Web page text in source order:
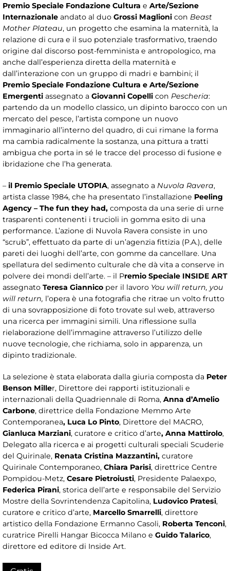
Premio Speciale Fondazione Cultura e Arte/Sezione
Internazionale andato al duo Grossi Maglioni con Beast
Mother Plateau, un progetto che esamina la maternità, la
relazione di cura e il suo potenziale trasformativo, traendo
origine dal discorso post-femminista e antropologico, ma
anche dall’esperienza diretta della maternità e
dall’interazione con un gruppo di madri e bambini; il
Premio Speciale Fondazione Cultura e Arte/Sezione
Emergenti assegnato a Giovanni Copelli con Pescheria:
partendo da un modello classico, un dipinto barocco con un
mercato del pesce, l’artista compone un nuovo
immaginario all’interno del quadro, di cui rimane la forma
ma cambia radicalmente la sostanza, una pittura a tratti
ambigua che porta in sé le tracce del processo di fusione e
ibridazione che l’ha generata.
– il Premio Speciale UTOPIA, assegnato a Nuvola Ravera,
artista classe 1984, che ha presentato l’installazione Peeling
Agency – The fun they had, composta da una serie di urne
trasparenti contenenti i trucioli in gomma esito di una
performance. L’azione di Nuvola Ravera consiste in uno
“scrub”, effettuato da parte di un’agenzia fittizia (P.A.), delle
pareti dei luoghi dell’arte, con gomme da cancellare. Una
spellatura del sedimento culturale che dà vita a conserve in
polvere dei mondi dell’arte. – il Premio Speciale INSIDE ART
assegnato Teresa Giannico per il lavoro You will return, you
will return, l’opera è una fotografia che ritrae un volto frutto
di una sovrapposizione di foto trovate sul web, attraverso
una ricerca per immagini simili. Una riflessione sulla
rielaborazione dell’immagine attraverso l’utilizzo delle
nuove tecnologie, che richiama, solo in apparenza, un
dipinto tradizionale.
La selezione è stata elaborata dalla giuria composta da Peter
Benson Miller, Direttore dei rapporti istituzionali e
internazionali della Quadriennale di Roma, Anna d’Amelio
Carbone, direttrice della Fondazione Memmo Arte
Contemporanea, Luca Lo Pinto, Direttore del MACRO,
Gianluca Marziani, curatore e critico d’arte, Anna Mattirolo,
Delegato alla ricerca e ai progetti culturali speciali Scuderie
del Quirinale, Renata Cristina Mazzantini, curatore
Quirinale Contemporaneo, Chiara Parisi, direttrice Centre
Pompidou-Metz, Cesare Pietroiusti, Presidente Palaexpo,
Federica Pirani, storica dell’arte e responsabile del Servizio
Mostre della Sovrintendenza Capitolina, Ludovico Pratesi,
curatore e critico d’arte, Marcello Smarrelli, direttore
artistico della Fondazione Ermanno Casoli, Roberta Tenconi,
curatrice Pirelli Hangar Bicocca Milano e Guido Talarico,
direttore ed editore di Inside Art.